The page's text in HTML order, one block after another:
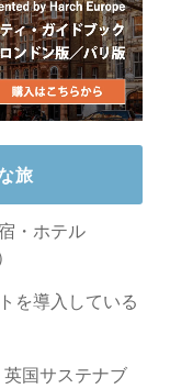
旅
・ホテル
を導入している